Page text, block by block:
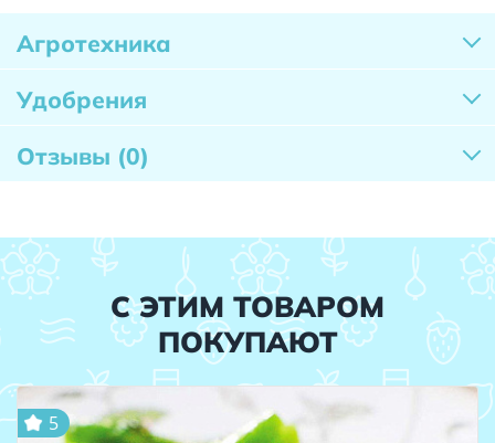
Агротехника
Удобрения
Отзывы (0)
С ЭТИМ ТОВАРОМ
ПОКУПАЮТ
5